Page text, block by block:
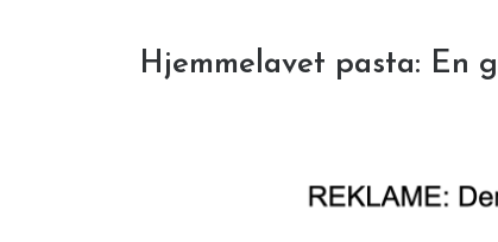
Hjemmelavet pasta: En